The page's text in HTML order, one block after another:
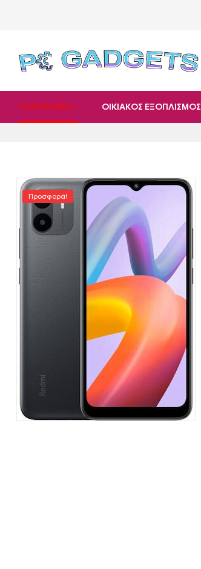
PC
Gadgets
Hardware
Αναλώσιμα
ΤΗΛΕΦΩΝΙΑ ΟΙΚΙΑΚΟΣ ΕΞΟΠΛΙΣΜΟΣ
Προσφορά!